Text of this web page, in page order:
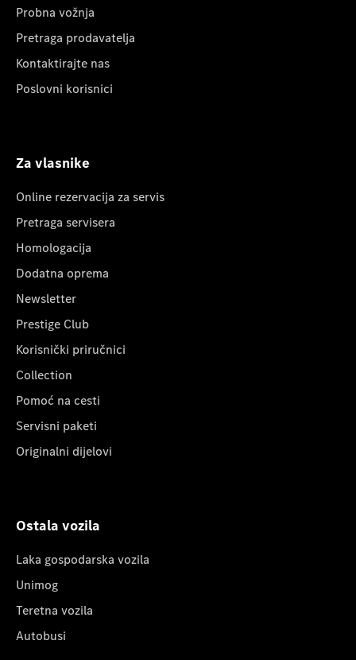
Probna vožnja
Pretraga prodavatelja
Kontaktirajte nas
Poslovni korisnici
Za vlasnike
Online rezervacija za servis
Pretraga servisera
Homologacija
Dodatna oprema
Newsletter
Prestige Club
Korisnički priručnici
Collection
Pomoć na cesti
Servisni paketi
Originalni dijelovi
Ostala vozila
Laka gospodarska vozila
Unimog
Teretna vozila
Autobusi